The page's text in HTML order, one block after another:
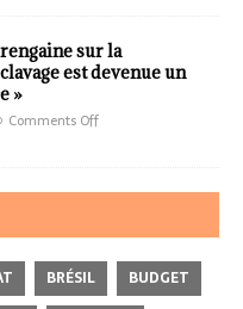
sur la
est devenue un
»
Comments Off
BRÉSIL
BUDGET